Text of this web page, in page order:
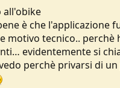
all'obike
è che l'applicazione
motivo tecnico..
evidentemente si
perchè privarsi di